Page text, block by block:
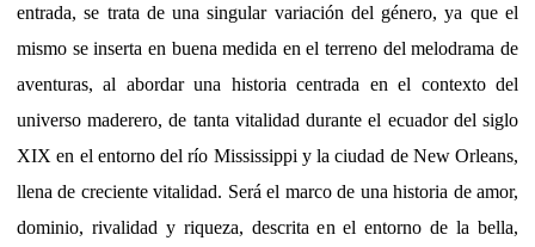
entrada, se trata de una singular variación del género, ya que el
mismo se inserta en buena medida en el terreno del melodrama de
aventuras, al abordar una historia centrada en el contexto del
universo maderero, de tanta vitalidad durante el ecuador del siglo
XIX en el entorno del río Mississippi y la ciudad de New Orleans,
llena de creciente vitalidad. Será el marco de una historia de amor,
dominio, rivalidad y riqueza, descrita en el entorno de la bella,